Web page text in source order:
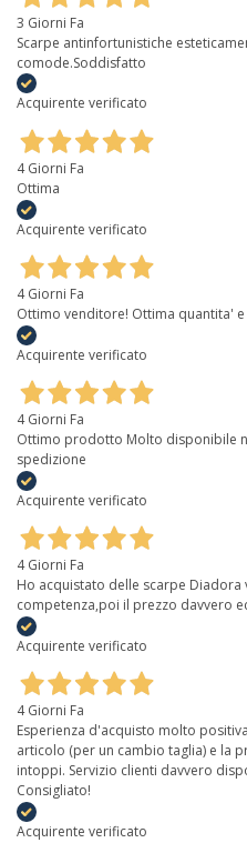
3 Giorni Fa
Scarpe antinfortunistiche
comode.Soddisfatto
Acquirente verificato
4 Giorni Fa
Ottima
Acquirente verificato
4 Giorni Fa
Ottimo venditore! Ottima quantita'
Acquirente verificato
4 Giorni Fa
Ottimo prodotto Molto disponibile
spedizione
Acquirente verificato
4 Giorni Fa
Ho acquistato delle scarpe Diadora
competenza,poi il prezzo davvero
Acquirente verificato
4 Giorni Fa
Esperienza d'acquisto molto
articolo (per un cambio taglia) e la
intoppi. Servizio clienti davvero
Consigliato!
Acquirente verificato